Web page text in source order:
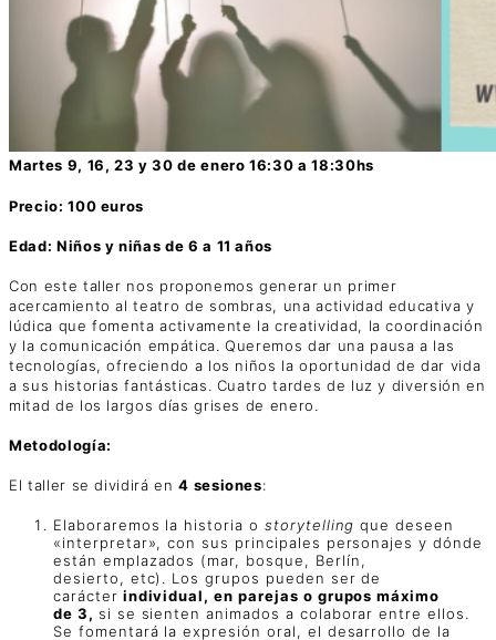
Martes 9, 16, 23 y 30 de enero 16:30 a 18:30hs
Precio: 100 euros
Edad: Niños y niñas de 6 a 11 años
Con este taller nos proponemos generar un primer
acercamiento al teatro de sombras, una actividad educativa y
lúdica que fomenta activamente la creatividad, la coordinación
y la comunicación empática. Queremos dar una pausa a las
tecnologías, ofreciendo a los niños la oportunidad de dar vida
a sus historias fantásticas. Cuatro tardes de luz y diversión en
mitad de los largos días grises de enero.
Metodología:
El taller se dividirá en4 sesiones:
Elaboraremos la historia o storytelling que deseen
«interpretar», con sus principales personajes y dónde
están emplazados (mar, bosque, Berlín,
desierto, etc). Los grupos pueden ser de
carácter individual, en parejas o grupos máximo
de 3, si se sienten animados a colaborar entre ellos.
Se fomentará la expresión oral, el desarrollo de la